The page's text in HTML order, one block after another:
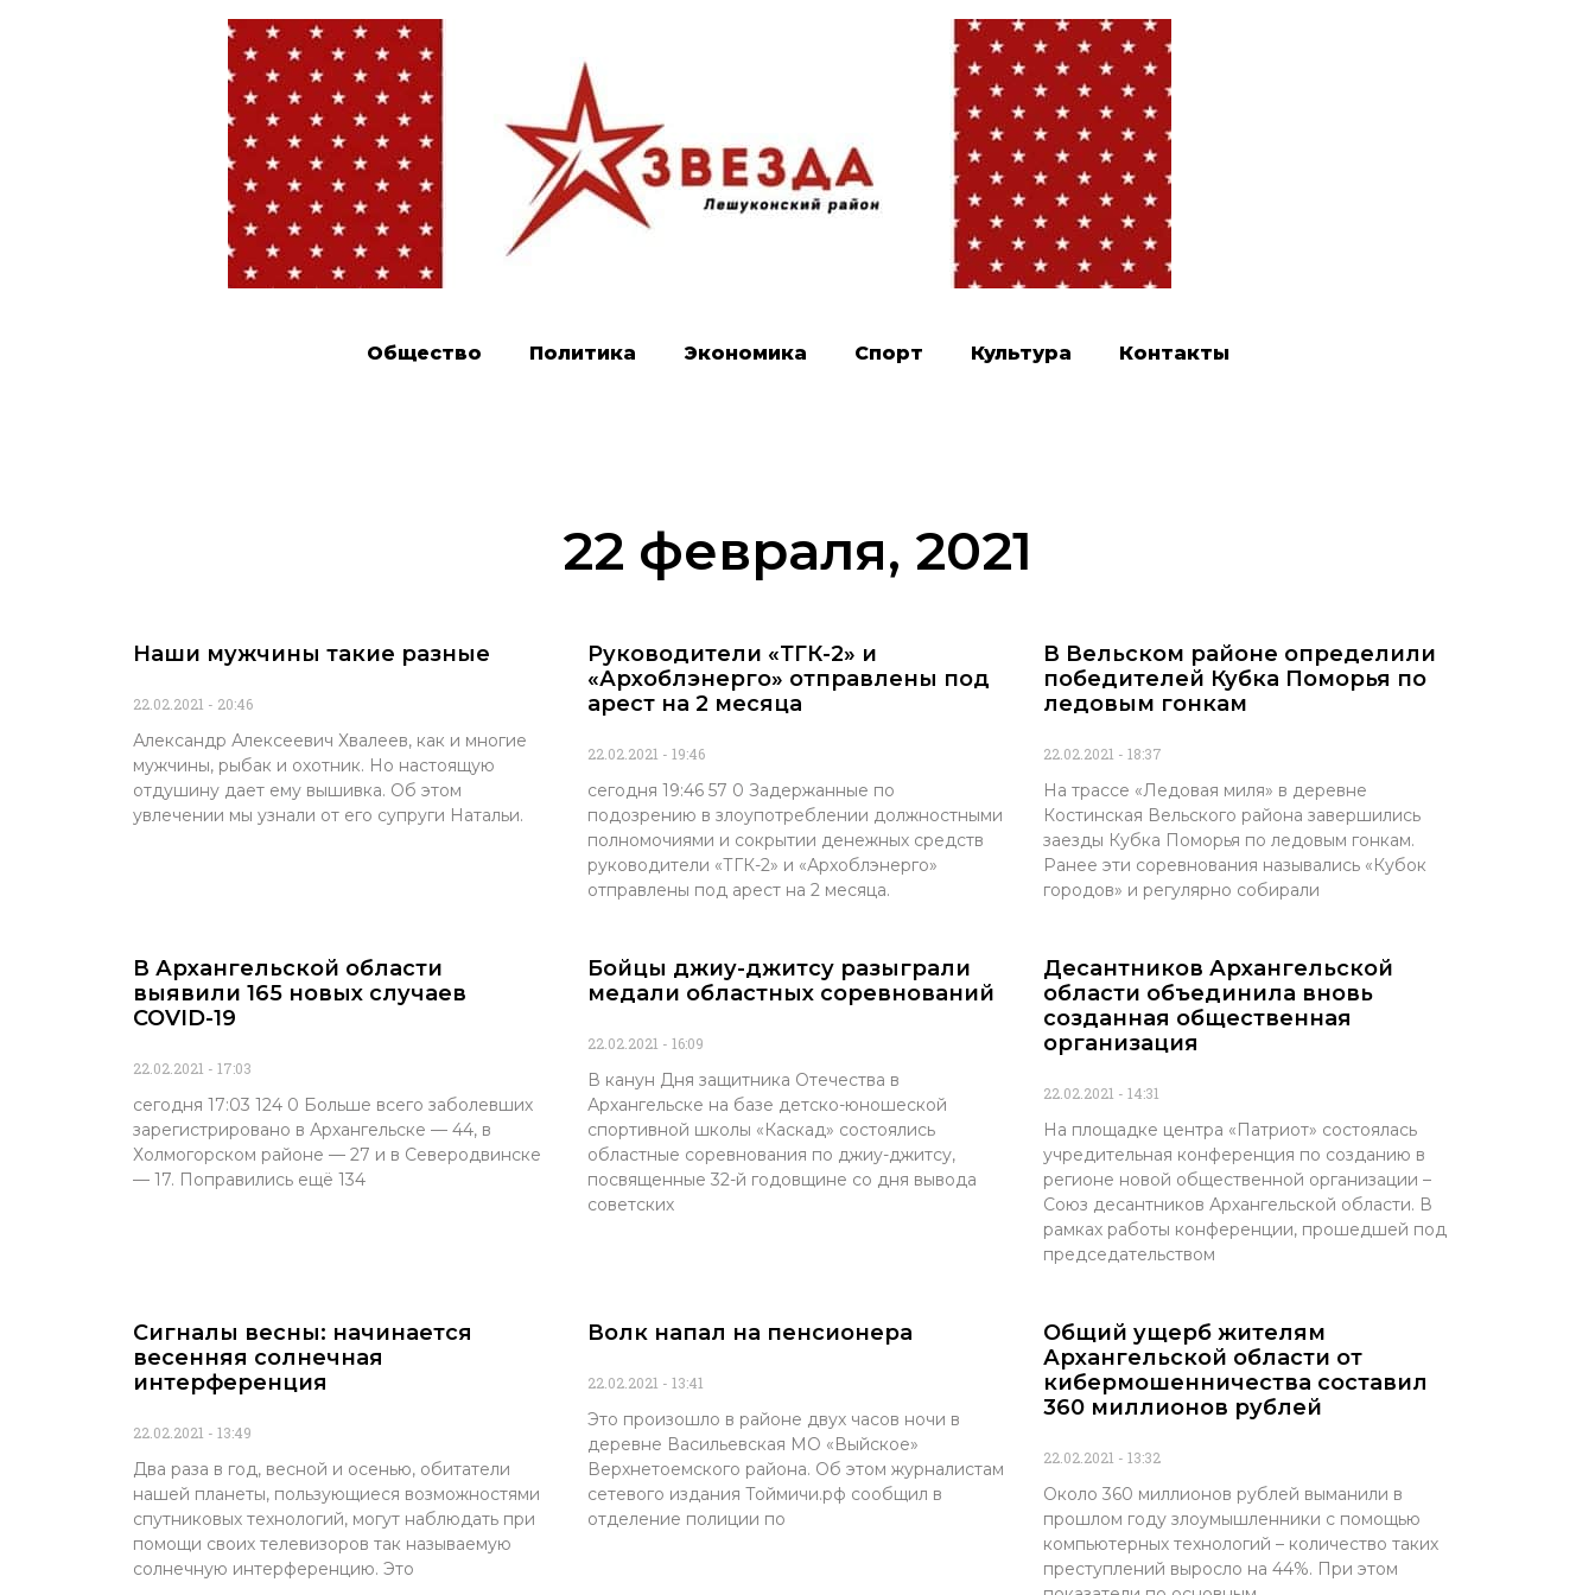
Общество Политика Экономика Спорт Культура Контакты
22 февраля, 2021
Наши мужчины такие разные
22.02.2021 20:46
Александр Алексеевич Хвалеев, как и многие
мужчины, рыбак и охотник. Но настоящую
отдушину дает ему вышивка. Об этом
увлечении мы узнали от его супруги Натальи.
Руководители «ТГК-2» и
«Архоблэнерго» отправлены под
арест на 2 месяца
22.02.2021 19:46
сегодня 19:46 57 0 Задержанные по
подозрению в злоупотреблении должностными
полномочиями и сокрытии денежных средств
руководители «ТГК-2» и «Архоблэнерго»
отправлены под арест на 2 месяца.
В Вельском районе определили
победителей Кубка Поморья по
ледовым гонкам
22.02.2021 18:37
На трассе «Ледовая миля» в деревне
Костинская Вельского района завершились
заезды Кубка Поморья по ледовым гонкам.
Ранее эти соревнования назывались «Кубок
городов» и регулярно собирали
В Архангельской области
выявили 165 новых случаев
COVID-19
22.02.2021 17:03
сегодня 17:03 124 0 Больше всего заболевших
зарегистрировано в Архангельске — 44, в
Холмогорском районе — 27 и в Северодвинске
— 17. Поправились ещё 134
Бойцы джиу-джитсу разыграли
медали областных соревнований
22.02.2021 16:09
В канун Дня защитника Отечества в
Архангельске на базе детско-юношеской
спортивной школы «Каскад» состоялись
областные соревнования по джиу-джитсу,
посвященные 32-й годовщине со дня вывода
советских
Десантников Архангельской
области объединила вновь
созданная общественная
организация
22.02.2021 14:31
На площадке центра «Патриот» состоялась
учредительная конференция по созданию в
регионе новой общественной организации –
Союз десантников Архангельской области. В
рамках работы конференции, прошедшей под
председательством
Сигналы весны: начинается
весенняя солнечная
интерференция
22.02.2021 13:49
Два раза в год, весной и осенью, обитатели
нашей планеты, пользующиеся возможностями
спутниковых технологий, могут наблюдать при
помощи своих телевизоров так называемую
солнечную интерференцию. Это
Волк напал на пенсионера
22.02.2021 13:41
Это произошло в районе двух часов ночи в
деревне Васильевская МО «Выйское»
Верхнетоемского района. Об этом журналистам
сетевого издания Тоймичи.рф сообщил в
отделение полиции по
Общий ущерб жителям
Архангельской области от
кибермошенничества составил
360 миллионов рублей
22.02.2021 13:32
Около 360 миллионов рублей выманили в
прошлом году злоумышленники с помощью
компьютерных технологий – количество таких
преступлений выросло на 44%. При этом